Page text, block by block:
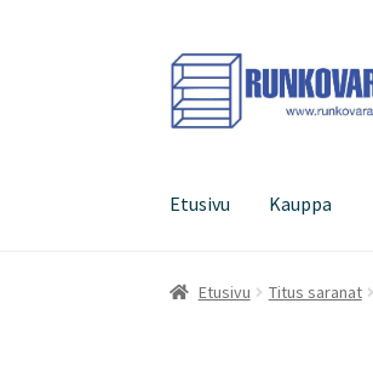
Siirry
navigointiin
Siirry
sisältöön
Etusivu Kauppa
Etusivu Kauppa Ostoskori
Etusivu Titus saranat